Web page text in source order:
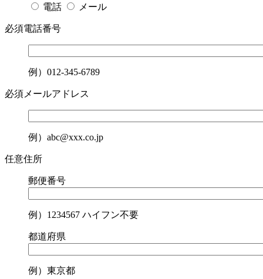
電話
メール
必須電話番号
例）012-345-6789
必須 メールアドレス
例）abc@xxx.co.jp
任意住所
郵便番号
例）1234567 ハイフン不要
都道府県
例）東京都